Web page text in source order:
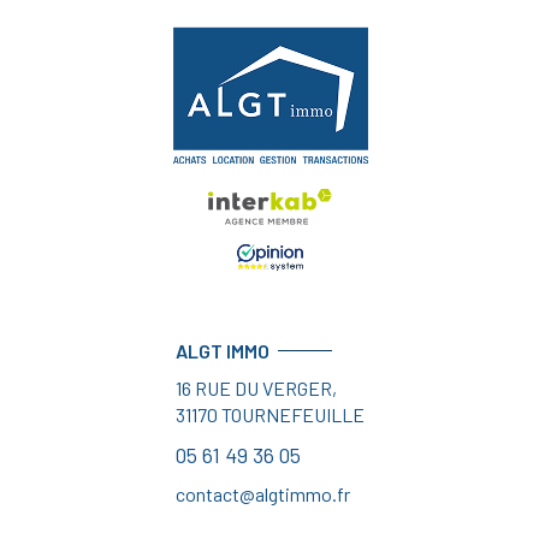
ALGT IMMO
16 RUE DU VERGER,
31170 TOURNEFEUILLE
05 61 49 36 05
contact@algtimmo.fr